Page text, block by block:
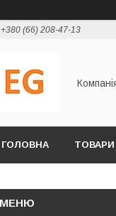
+380 (66) 208-47-13
ГОЛОВНА